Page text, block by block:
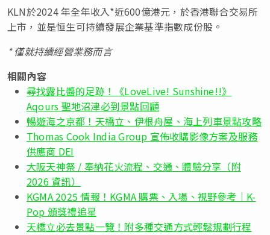
KLN於2024 年全年收入*近600億港元，於香港聯合交易所
上市，並是恒生可持續發展企業基準指數成份股。
*僅就持續經營業務而言
相關內容
尋找露比醬的足跡！《LoveLive! Sunshine!!》
Aqours 聖地沼津必到景點回顧
暢遊海之京都！天橋立、伊根舟屋、海上列車景點攻略
Thomas Cook India Group 宣佈收購影像方案及服務
供應商 DEI
大阪天神祭 / 奉納花火流程、交通、體驗分享（附
2026 資訊）
KGMA 2025 情報！KGMA 購票、入場、視野參考｜K-
Pop 頒獎禮追星
天橋立必去景點一覽！附多種交通方式輕鬆規劃行程